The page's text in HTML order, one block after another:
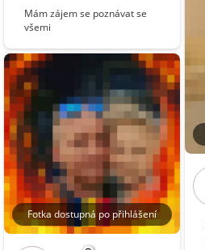
Mám zájem se poznávat se
všemi
Fotka dostupná po přihlášení